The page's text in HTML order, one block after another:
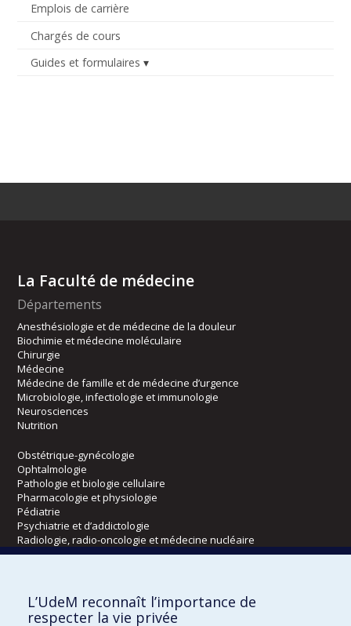
Emplois de carrière
Chargés de cours
Guides et formulaires
La Faculté de médecine
Départements
Anesthésiologie et de médecine de la douleur
Biochimie et médecine moléculaire
Chirurgie
Médecine
Médecine de famille et de médecine d’urgence
Microbiologie, infectiologie et immunologie
Neurosciences
Nutrition
Obstétrique-gynécologie
Ophtalmologie
Pathologie et biologie cellulaire
Pharmacologie et physiologie
Pédiatrie
Psychiatrie et d’addictologie
Radiologie, radio-oncologie et médecine nucléaire
Écoles
Kinésiologie et des sciences de l’activité physique
L’UdeM reconnaît l’importance de
respecter la vie privée